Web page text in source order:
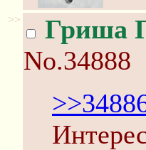
>> Гриша
No.34888